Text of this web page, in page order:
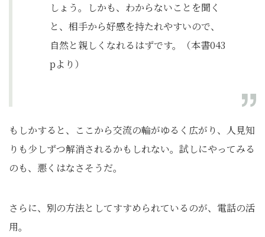
しょう。しかも、わからないことを聞く
と、相手から好感を持たれやすいので、
自然と親しくなれるはずです。（本書043
pより）
もしかすると、ここから交流の輪がゆるく広がり、人見知
りも少しずつ解消されるかもしれない。試しにやってみる
のも、悪くはなさそうだ。
さらに、別の方法としてすすめられているのが、電話の活
用。